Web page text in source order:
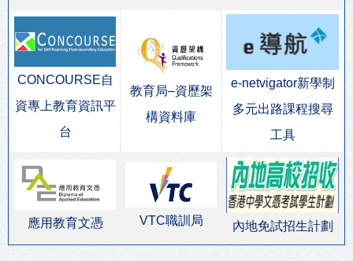
CONCOURSE自
資專上教育資訊平
台
教育局–資歷架
構資料庫
e-netvigator新學制
多元出路課程搜尋
工具
應用教育文憑 VTC職訓局 內地免試招生計劃